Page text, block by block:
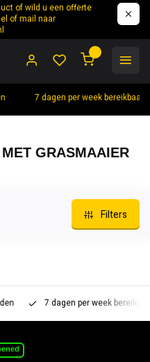
of wild u een offerte
of mail naar
7 dagen per week bereikbaar
GRASMAAIER
Filters
7 dagen per week bereikbaar